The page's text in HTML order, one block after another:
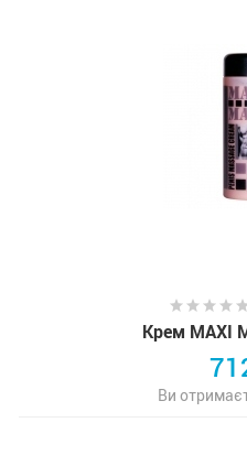
Крем MAXI
Ви